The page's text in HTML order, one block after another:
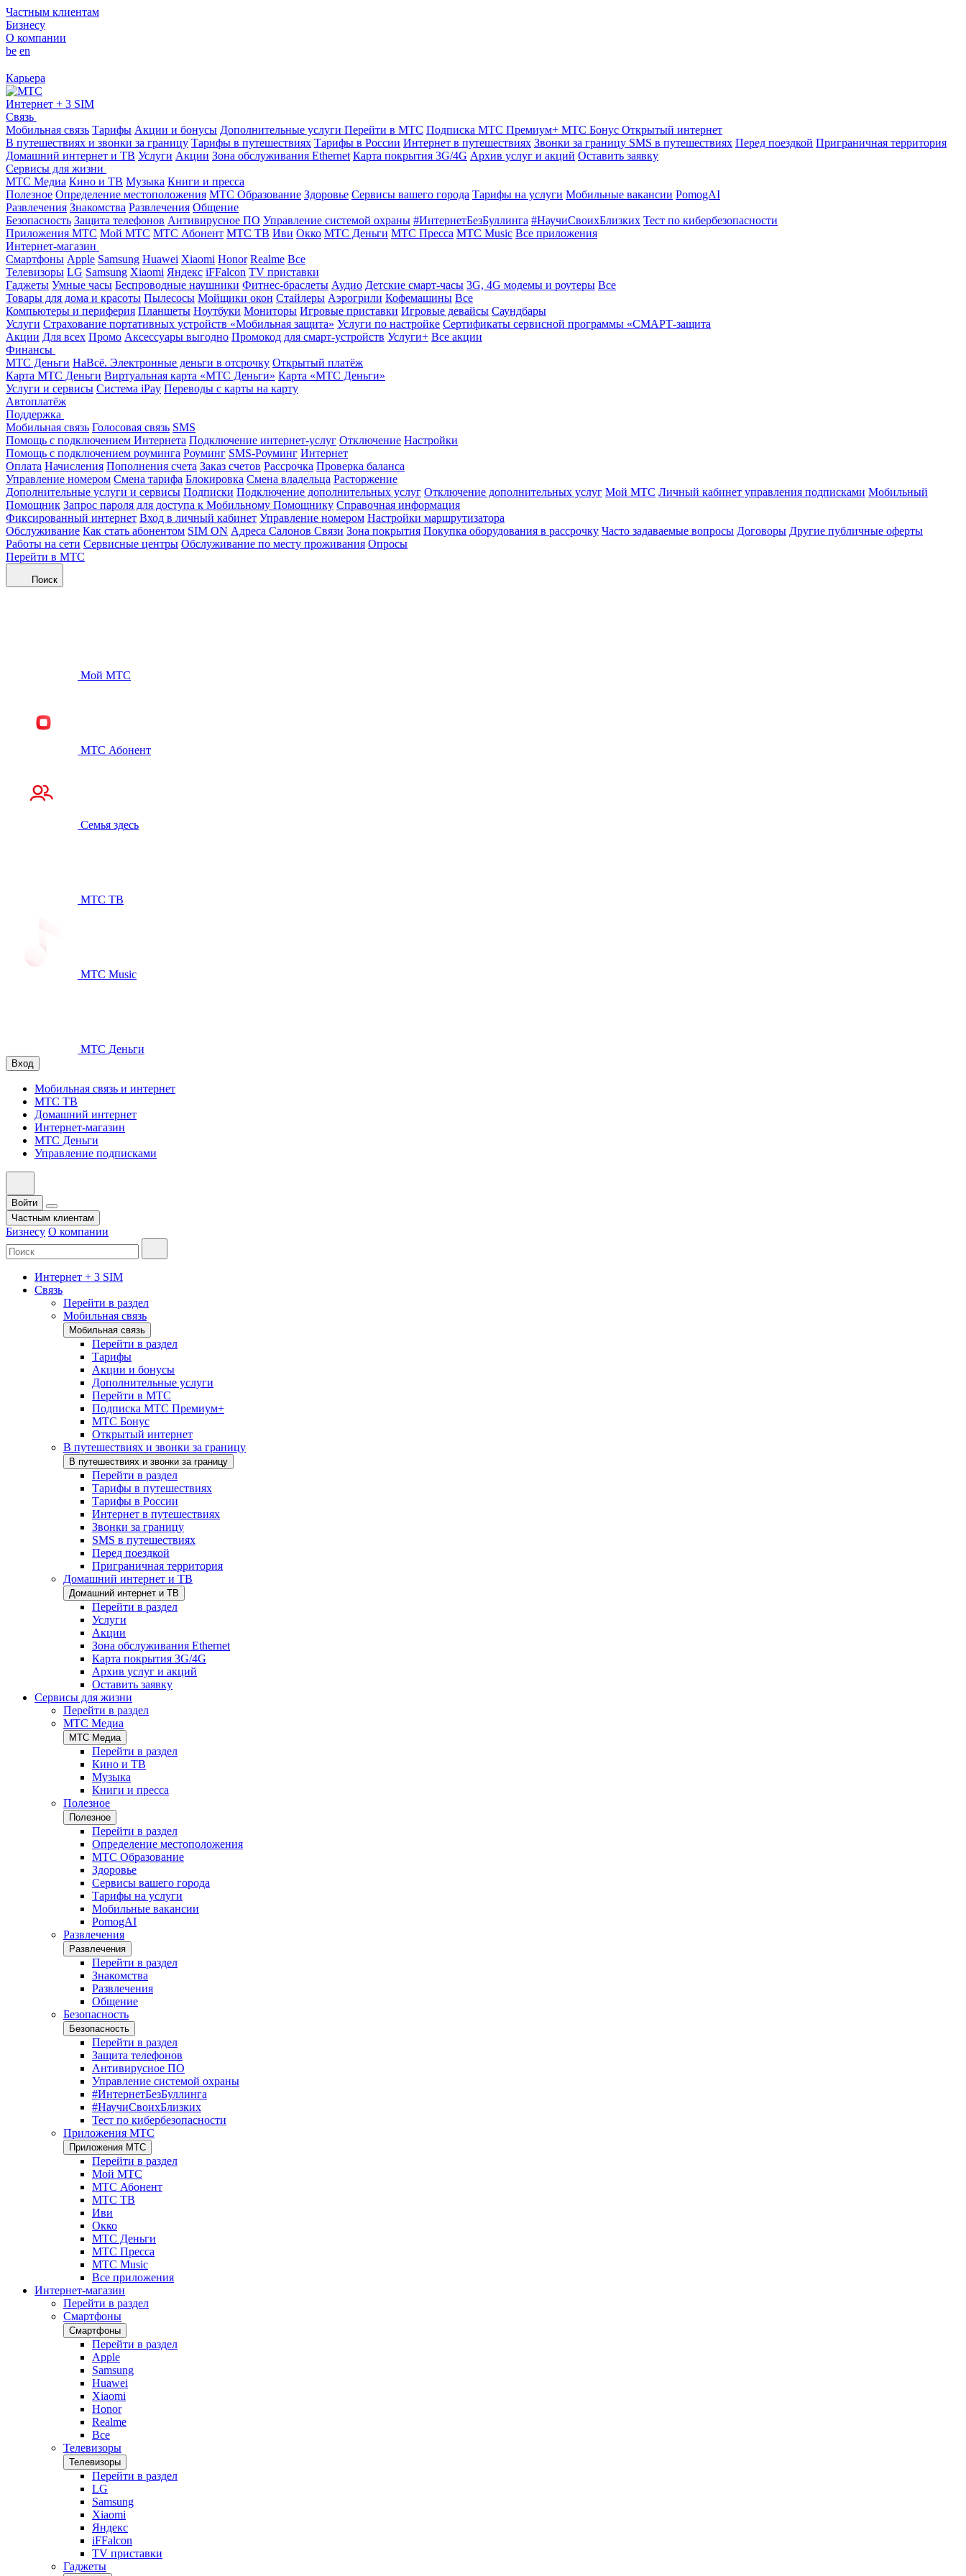
Частным клиентам
Бизнесу
О компании
be en
Карьера
Интернет + 3 SIM
Связь
Мобильная связь Тарифы Акции и бонусы Дополнительные услуги Перейти в МТС Подписка МТС Премиум+ МТС Бонус Открытый интернет
В путешествиях и звонки за границу Тарифы в путешествиях Тарифы в России Интернет в путешествиях Звонки за границу SMS в путешествиях Перед поездкой Приграничная территория
Домашний интернет и ТВ Услуги Акции Зона обслуживания Ethernet Карта покрытия 3G/4G Архив услуг и акций Оставить заявку
Сервисы для жизни
МТС Медиа Кино и ТВ Музыка Книги и пресса
Полезное Определение местоположения МТС Образование Здоровье Сервисы вашего города Тарифы на услуги Мобильные вакансии PomogAI
Развлечения Знакомства Развлечения Общение
Безопасность Защита телефонов Антивирусное ПО Управление системой охраны #ИнтернетБезБуллинга #НаучиСвоихБлизких Тест по кибербезопасности
Приложения МТС Мой МТС МТС Абонент МТС ТВ Иви Окко МТС Деньги МТС Пресса МТС Music Все приложения
Интернет-магазин
Смартфоны Apple Samsung Huawei Xiaomi Honor Realme Все
Телевизоры LG Samsung Xiaomi Яндекс iFFalcon TV приставки
Гаджеты Умные часы Беспроводные наушники Фитнес-браслеты Аудио Детские смарт-часы 3G, 4G модемы и роутеры Все
Товары для дома и красоты Пылесосы Мойщики окон Стайлеры Аэрогрили Кофемашины Все
Компьютеры и периферия Планшеты Ноутбуки Мониторы Игровые приставки Игровые девайсы Саундбары
Услуги Страхование портативных устройств «Мобильная защита» Услуги по настройке Сертификаты сервисной программы «СМАРТ-защита
Акции Для всех Промо Аксессуары выгодно Промокод для смарт-устройств Услуги+ Все акции
Финансы
МТС Деньги НаВсё. Электронные деньги в отсрочку Открытый платёж
Карта МТС Деньги Виртуальная карта «МТС Деньги» Карта «МТС Деньги»
Услуги и сервисы Система iPay Переводы с карты на карту
Автоплатёж
Поддержка
Мобильная связь Голосовая связь SMS
Помощь с подключением Интернета Подключение интернет-услуг Отключение Настройки
Помощь с подключением роуминга Роуминг SMS-Роуминг Интернет
Оплата Начисления Пополнения счета Заказ счетов Рассрочка Проверка баланса
Управление номером Смена тарифа Блокировка Смена владельца Расторжение
Дополнительные услуги и сервисы Подписки Подключение дополнительных услуг Отключение дополнительных услуг Мой МТС Личный кабинет управления подписками Мобильный
Помощник Запрос пароля для доступа к Мобильному Помощнику Справочная информация
Фиксированный интернет Вход в личный кабинет Управление номером Настройки маршрутизатора
Обслуживание Как стать абонентом SIM ON Адреса Салонов Связи Зона покрытия Покупка оборудования в рассрочку Часто задаваемые вопросы Договоры Другие публичные оферты
Работы на сети Сервисные центры Обслуживание по месту проживания Опросы
Перейти в МТС
Поиск
Мой МТС
МТС Абонент
Семья здесь
МТС ТВ
МТС Music
МТС Деньги
Вход
Мобильная связь и интернет
МТС ТВ
Домашний интернет
Интернет-магазин
МТС Деньги
Управление подписками
Войти
Частным клиентам
Бизнесу О компании
Интернет + 3 SIM
Связь
Перейти в раздел
Мобильная связь
Мобильная связь
Перейти в раздел
Тарифы
Акции и бонусы
Дополнительные услуги
Перейти в МТС
Подписка МТС Премиум+
МТС Бонус
Открытый интернет
В путешествиях и звонки за границу
В путешествиях и звонки за границу
Перейти в раздел
Тарифы в путешествиях
Тарифы в России
Интернет в путешествиях
Звонки за границу
SMS в путешествиях
Перед поездкой
Приграничная территория
Домашний интернет и ТВ
Домашний интернет и ТВ
Перейти в раздел
Услуги
Акции
Зона обслуживания Ethernet
Карта покрытия 3G/4G
Архив услуг и акций
Оставить заявку
Сервисы для жизни
Перейти в раздел
МТС Медиа
МТС Медиа
Перейти в раздел
Кино и ТВ
Музыка
Книги и пресса
Полезное
Полезное
Перейти в раздел
Определение местоположения
МТС Образование
Здоровье
Сервисы вашего города
Тарифы на услуги
Мобильные вакансии
PomogAI
Развлечения
Развлечения
Перейти в раздел
Знакомства
Развлечения
Общение
Безопасность
Безопасность
Перейти в раздел
Защита телефонов
Антивирусное ПО
Управление системой охраны
#ИнтернетБезБуллинга
#НаучиСвоихБлизких
Тест по кибербезопасности
Приложения МТС
Приложения МТС
Перейти в раздел
Мой МТС
МТС Абонент
МТС ТВ
Иви
Окко
МТС Деньги
МТС Пресса
МТС Music
Все приложения
Интернет-магазин
Перейти в раздел
Смартфоны
Смартфоны
Перейти в раздел
Apple
Samsung
Huawei
Xiaomi
Honor
Realme
Все
Телевизоры
Телевизоры
Перейти в раздел
LG
Samsung
Xiaomi
Яндекс
iFFalcon
TV приставки
Гаджеты